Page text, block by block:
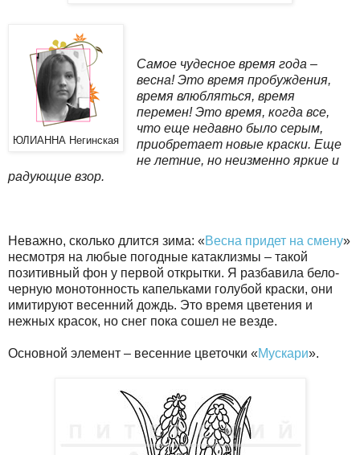
ЮЛИАННА Негинская
Самое чудесное время года –
весна! Это время пробуждения,
время влюбляться, время
перемен! Это время, когда все,
что еще недавно было серым,
приобретает новые краски. Еще
не летние, но неизменно яркие и
радующие взор.
Неважно, сколько длится зима: «Весна придет на смену»
несмотря на любые погодные катаклизмы – такой
позитивный фон у первой открытки. Я разбавила бело-
черную монотонность капельками голубой краски, они
имитируют весенний дождь. Это время цветения и
нежных красок, но снег пока сошел не везде.
Основной элемент – весенние цветочки «Мускари».